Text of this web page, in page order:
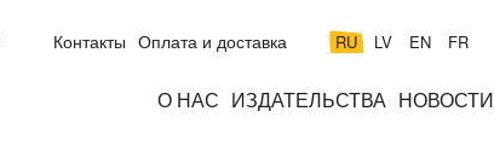
RU LV EN FR
Контакты Оплата и доставка
О НАС ИЗДАТЕЛЬСТВА НОВОСТИ